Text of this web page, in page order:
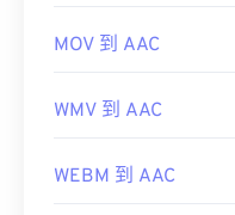
MOV 到 AAC
WMV 到 AAC
WEBM 到 AAC